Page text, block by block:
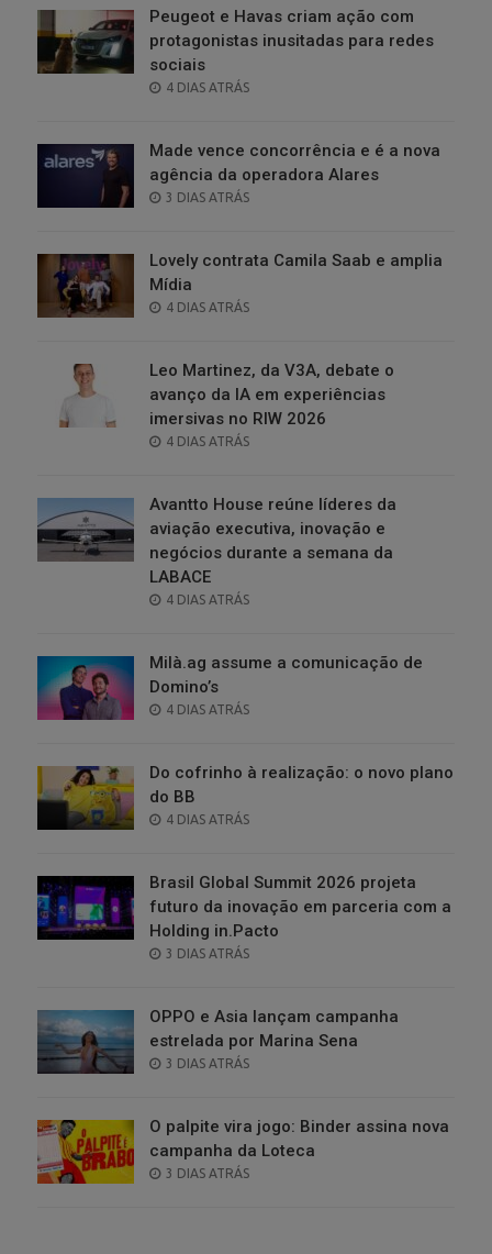
Peugeot e Havas criam ação com
protagonistas inusitadas para redes
sociais
POSTED
4 DIAS ATRÁS
Made vence concorrência e é a nova
agência da operadora Alares
POSTED
3 DIAS ATRÁS
Lovely contrata Camila Saab e amplia
Mídia
POSTED
4 DIAS ATRÁS
Leo Martinez, da V3A, debate o
avanço da IA em experiências
imersivas no RIW 2026
POSTED
4 DIAS ATRÁS
Avantto House reúne líderes da
aviação executiva, inovação e
negócios durante a semana da
LABACE
POSTED
4 DIAS ATRÁS
Milà.ag assume a comunicação de
Domino’s
POSTED
4 DIAS ATRÁS
Do cofrinho à realização: o novo plano
do BB
POSTED
4 DIAS ATRÁS
Brasil Global Summit 2026 projeta
futuro da inovação em parceria com a
Holding in.Pacto
POSTED
3 DIAS ATRÁS
OPPO e Asia lançam campanha
estrelada por Marina Sena
POSTED
3 DIAS ATRÁS
O palpite vira jogo: Binder assina nova
campanha da Loteca
POSTED
3 DIAS ATRÁS